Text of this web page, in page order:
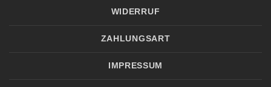
WIDERRUF
ZAHLUNGSART
IMPRESSUM